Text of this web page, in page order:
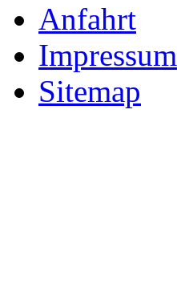
Anfahrt
Impressum
Sitemap